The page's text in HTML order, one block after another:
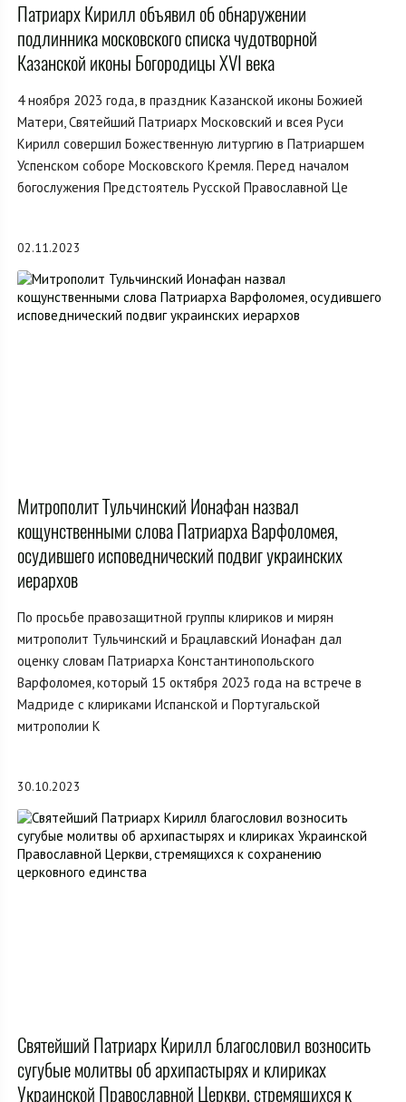
Патриарх Кирилл объявил об обнаружении
подлинника московского списка чудотворной
Казанской иконы Богородицы XVI века
4 ноября 2023 года, в праздник Казанской иконы Божией
Матери, Святейший Патриарх Московский и всея Руси
Кирилл совершил Божественную литургию в Патриаршем
Успенском соборе Московского Кремля. Перед началом
богослужения Предстоятель Русской Православной Це
02.11.2023
Митрополит Тульчинский Ионафан назвал
кощунственными слова Патриарха Варфоломея,
осудившего исповеднический подвиг украинских
иерархов
По просьбе правозащитной группы клириков и мирян
митрополит Тульчинский и Брацлавский Ионафан дал
оценку словам Патриарха Константинопольского
Варфоломея, который 15 октября 2023 года на встрече в
Мадриде с клириками Испанской и Португальской
митрополии К
30.10.2023
Святейший Патриарх Кирилл благословил возносить
сугубые молитвы об архипастырях и клириках
Украинской Православной Церкви, стремящихся к